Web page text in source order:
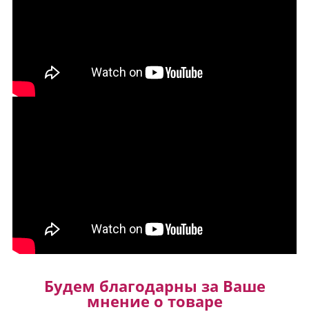
Будем благодарны за Ваше
мнение о товаре